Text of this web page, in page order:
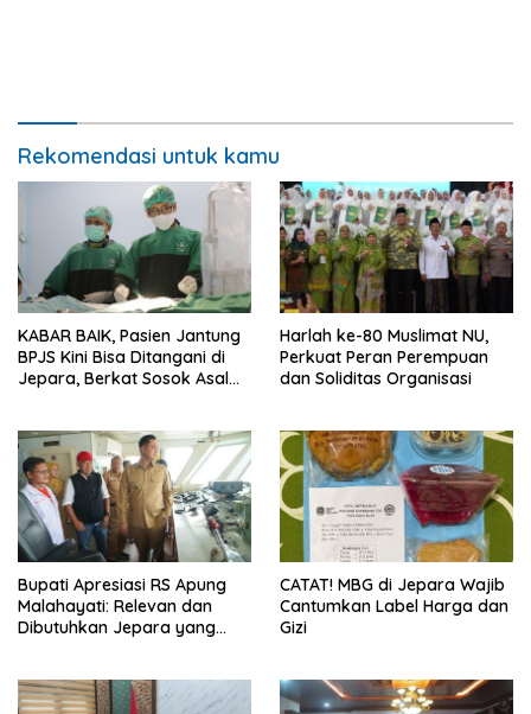
Rekomendasi untuk kamu
KABAR BAIK, Pasien Jantung
BPJS Kini Bisa Ditangani di
Jepara, Berkat Sosok Asal
Harlah ke-80 Muslimat NU,
Perkuat Peran Perempuan
dan Soliditas Organisasi
Bupati Apresiasi RS Apung
Malahayati: Relevan dan
Dibutuhkan Jepara yang
CATAT! MBG di Jepara Wajib
Cantumkan Label Harga dan
Gizi